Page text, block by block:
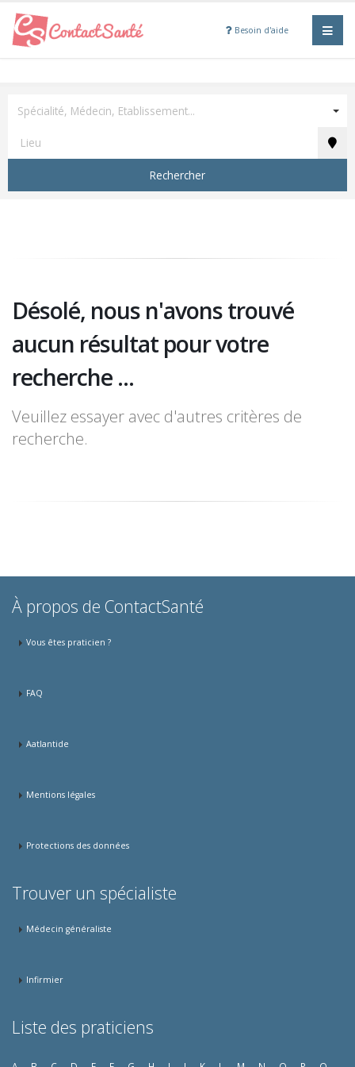
Besoin d'aide
Spécialité, Médecin, Etablissement...
Rechercher
Désolé, nous n'avons trouvé
aucun résultat pour votre
recherche ...
Veuillez essayer avec d'autres critères de
recherche.
À propos de ContactSanté
Vous êtes praticien ?
FAQ
Aatlantide
Mentions légales
Protections des données
Trouver un spécialiste
Médecin généraliste
Infirmier
Liste des praticiens